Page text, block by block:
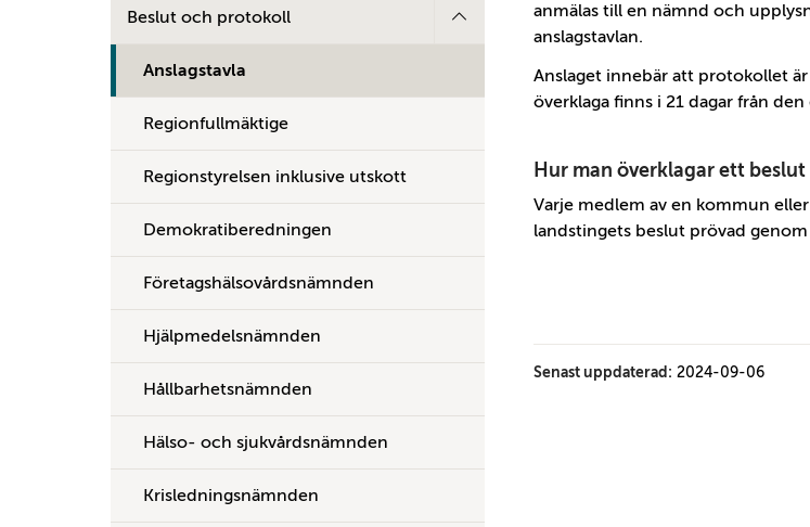
Beslut och protokoll
Anslagstavla
Regionfullmäktige
Regionstyrelsen inklusive utskott
Demokratiberedningen
Företagshälsovårdsnämnden
Hjälpmedelsnämnden
Hållbarhetsnämnden
Hälso- och sjukvårdsnämnden
Krisledningsnämnden
anmälas till en nämnd och
anslagstavlan.
Anslaget innebär att protokollet
överklaga finns i 21 dagar från
Hur man överklagar ett beslut
Varje medlem av en kommun
landstingets beslut prövad
Senast uppdaterad: 2024-09-06